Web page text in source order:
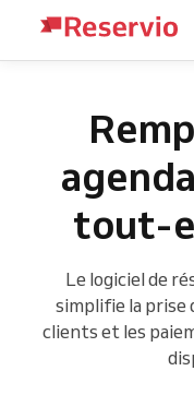
tout-
Le logiciel de
simplifie la prise
clients et les